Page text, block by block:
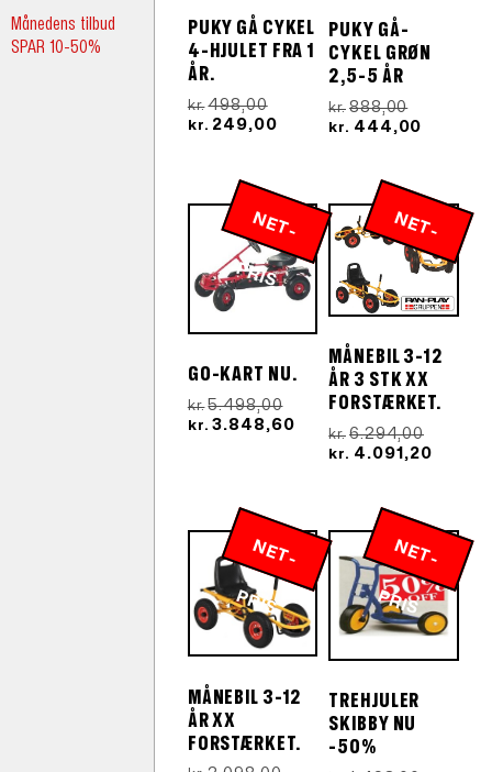
Månedens tilbud
SPAR 10-50%
PUKY GÅ CYKEL
4-HJULET FRA 1
ÅR.
kr. 498,00Den
oprindelige
kr. 249,00Den
kr.249,00.
PUKY GÅ-
CYKEL GRØN
2,5-5 ÅR
kr. 888,00Den
kr.888,00.
kr. 444,00
N
E
T
-
P
R
IS
GO-KART NU.
kr. 5.498,00Den
oprindelige
kr. 3.848,60Den
aktuelle
N
E
T
-
P
R
IS
MÅNEBIL 3-12
ÅR 3 STK XX
FORSTÆRKET.
kr. 6.294,00Den
kr. 4.091,20
N
E
T
-
P
R
IS
MÅNEBIL 3-12
ÅR XX
FORSTÆRKET.
N
E
T
-
P
R
IS
TREHJULER
SKIBBY NU
-50%